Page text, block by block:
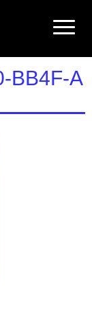
N
a
i
a
o
BB4F-A